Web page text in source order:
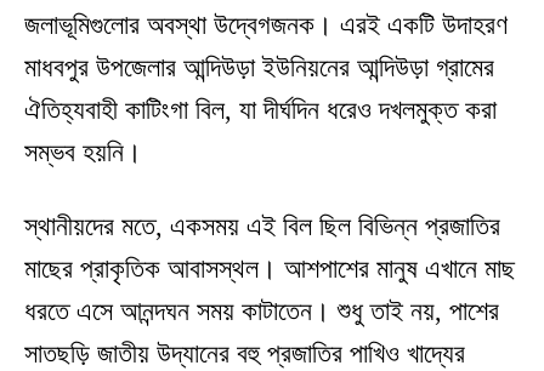
জলাভূমিগুলোর অবস্থা উদ্বেগজনক। এরই একটি উদাহরণ
মাধবপুর উপজেলার আন্দিউড়া ইউনিয়নের আন্দিউড়া গ্রামের
ঐতিহ্যবাহী কাটিংগা বিল, যা দীর্ঘদিন ধরেও দখলমুক্ত করা
সম্ভব হয়নি।
স্থানীয়দের মতে, একসময় এই বিল ছিল বিভিন্ন প্রজাতির
মাছের প্রাকৃতিক আবাসস্থল। আশপাশের মানুষ এখানে মাছ
ধরতে এসে আনন্দঘন সময় কাটাতেন। শুধু তাই নয়, পাশের
সাতছড়ি জাতীয় উদ্যানের বহু প্রজাতির পাখিও খাদ্যের